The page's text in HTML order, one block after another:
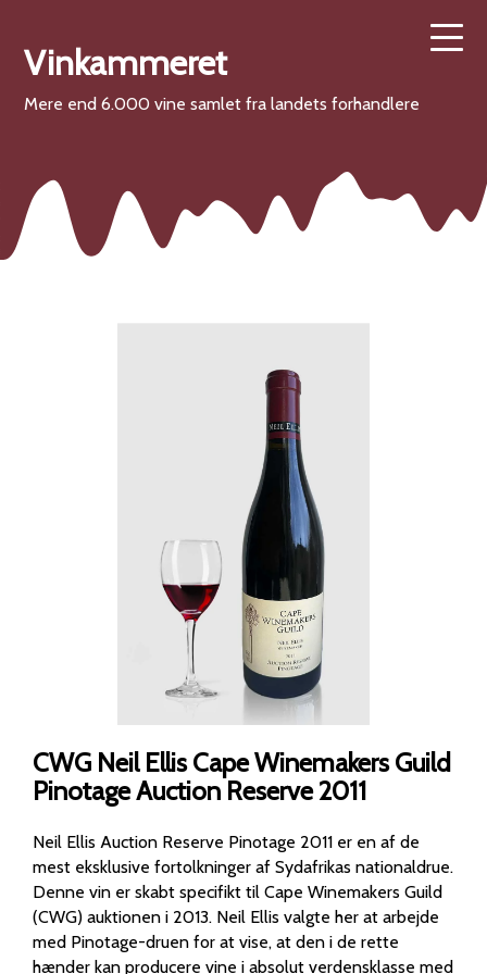
Vinkammeret
Mere end 6.000 vine samlet fra landets forhandlere
CWG Neil Ellis Cape Winemakers Guild
Pinotage Auction Reserve 2011
Neil Ellis Auction Reserve Pinotage 2011 er en af de
mest eksklusive fortolkninger af Sydafrikas nationaldrue.
Denne vin er skabt specifikt til Cape Winemakers Guild
(CWG) auktionen i 2013. Neil Ellis valgte her at arbejde
med Pinotage-druen for at vise, at den i de rette
hænder kan producere vine i absolut verdensklasse med